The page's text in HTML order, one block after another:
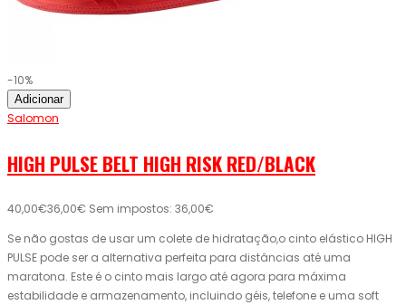
-10%
Adicionar
Salomon
HIGH PULSE BELT HIGH RISK RED/BLACK
40,00€36,00€ Sem impostos: 36,00€
Se não gostas de usar um colete de hidratação,o cinto elástico HIGH
PULSE pode ser a alternativa perfeita para distâncias até uma
maratona. Este é o cinto mais largo até agora para máxima
estabilidade e armazenamento, incluindo géis, telefone e uma soft